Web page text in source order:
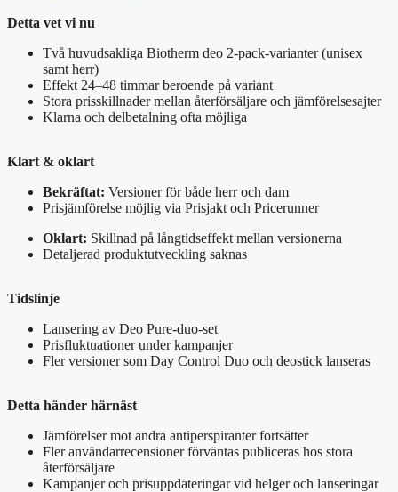
Detta vet vi nu
Två huvudsakliga Biotherm deo 2-pack-varianter (unisex
samt herr)
Effekt 24–48 timmar beroende på variant
Stora prisskillnader mellan återförsäljare och jämförelsesajter
Klarna och delbetalning ofta möjliga
Klart & oklart
Bekräftat: Versioner för både herr och dam
Prisjämförelse möjlig via Prisjakt och Pricerunner
Oklart: Skillnad på långtidseffekt mellan versionerna
Detaljerad produktutveckling saknas
Tidslinje
Lansering av Deo Pure-duo-set
Prisfluktuationer under kampanjer
Fler versioner som Day Control Duo och deostick lanseras
Detta händer härnäst
Jämförelser mot andra antiperspiranter fortsätter
Fler användarrecensioner förväntas publiceras hos stora
återförsäljare
Kampanjer och prisuppdateringar vid helger och lanseringar